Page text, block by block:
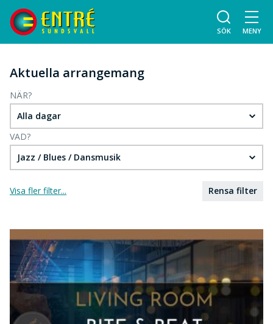
SÖK MENY
Aktuella arrangemang
NÄR?
Alla dagar
VAD?
Jazz / Blues / Dansmusik
Visa fler filter... Rensa filter